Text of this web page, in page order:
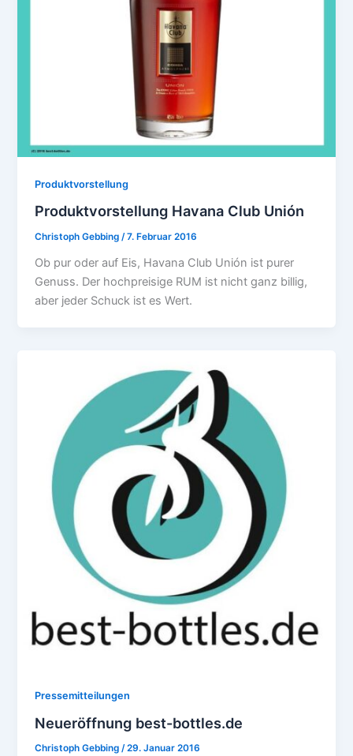
Produktvorstellung
Produktvorstellung Havana Club Unión
Christoph Gebbing/7. Februar 2016
Ob pur oder auf Eis, Havana Club Unión ist purer
Genuss. Der hochpreisige RUM ist nicht ganz billig,
aber jeder Schuck ist es Wert.
Pressemitteilungen
Neueröffnung best-bottles.de
Christoph Gebbing/29. Januar 2016